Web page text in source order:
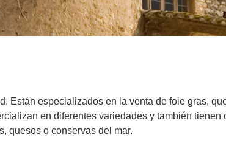
Están especializados en la venta de foie gras,
en diferentes variedades y también tienen
quesos o conservas del mar.